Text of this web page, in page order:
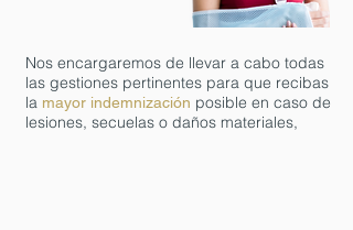
Nos encargaremos de llevar a cabo todas
las gestiones pertinentes para que recibas
la mayor indemnización posible en caso de
lesiones, secuelas o daños materiales,